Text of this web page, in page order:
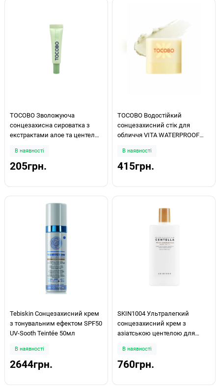
TOCOBO Зволожуюча
сонцезахисна сироватка з
екстрактами алое та центели
PA++++ 10ml
В наявності
205грн.
TOCOBO Водостійкий
сонцезахисний стік для
обличчя VITA WATERPROOF
В наявності
415грн.
Tebiskin Сонцезахисний крем
з тонувальним ефектом SPF50
UV-Sooth Teintée 50мл
В наявності
2644грн.
SKIN1004 Ультралегкий
сонцезахисний крем з
азіатською центелою для
Centella Air-fit Suncream Plus
50мл
В наявності
760грн.